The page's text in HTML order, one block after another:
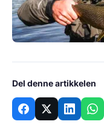
Del denne artikkelen